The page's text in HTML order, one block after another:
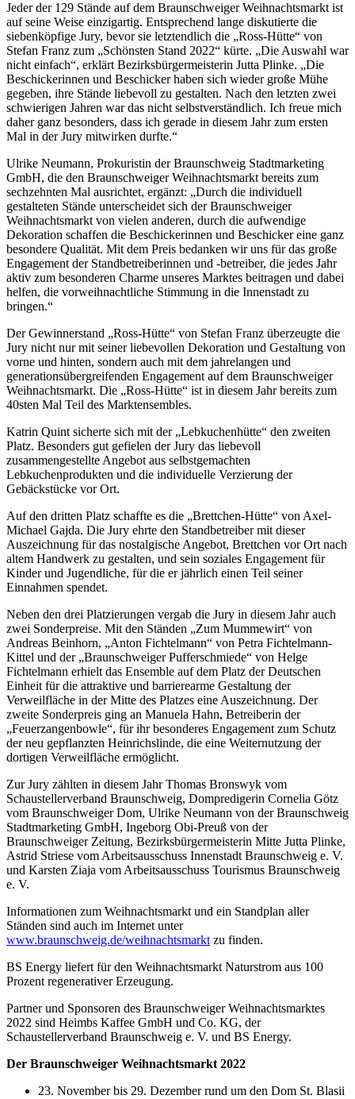
Jeder der 129 Stände auf dem Braunschweiger Weihnachtsmarkt ist
auf seine Weise einzigartig. Entsprechend lange diskutierte die
siebenköpfige Jury, bevor sie letztendlich die „Ross-Hütte“ von
Stefan Franz zum „Schönsten Stand 2022“ kürte. „Die Auswahl war
nicht einfach“, erklärt Bezirksbürgermeisterin Jutta Plinke. „Die
Beschickerinnen und Beschicker haben sich wieder große Mühe
gegeben, ihre Stände liebevoll zu gestalten. Nach den letzten zwei
schwierigen Jahren war das nicht selbstverständlich. Ich freue mich
daher ganz besonders, dass ich gerade in diesem Jahr zum ersten
Mal in der Jury mitwirken durfte.“
Ulrike Neumann, Prokuristin der Braunschweig Stadtmarketing
GmbH, die den Braunschweiger Weihnachtsmarkt bereits zum
sechzehnten Mal ausrichtet, ergänzt: „Durch die individuell
gestalteten Stände unterscheidet sich der Braunschweiger
Weihnachtsmarkt von vielen anderen, durch die aufwendige
Dekoration schaffen die Beschickerinnen und Beschicker eine ganz
besondere Qualität. Mit dem Preis bedanken wir uns für das große
Engagement der Standbetreiberinnen und -betreiber, die jedes Jahr
aktiv zum besonderen Charme unseres Marktes beitragen und dabei
helfen, die vorweihnachtliche Stimmung in die Innenstadt zu
bringen.“
Der Gewinnerstand „Ross-Hütte“ von Stefan Franz überzeugte die
Jury nicht nur mit seiner liebevollen Dekoration und Gestaltung von
vorne und hinten, sondern auch mit dem jahrelangen und
generationsübergreifenden Engagement auf dem Braunschweiger
Weihnachtsmarkt. Die „Ross-Hütte“ ist in diesem Jahr bereits zum
40sten Mal Teil des Marktensembles.
Katrin Quint sicherte sich mit der „Lebkuchenhütte“ den zweiten
Platz. Besonders gut gefielen der Jury das liebevoll
zusammengestellte Angebot aus selbstgemachten
Lebkuchenprodukten und die individuelle Verzierung der
Gebäckstücke vor Ort.
Auf den dritten Platz schaffte es die „Brettchen-Hütte“ von Axel-
Michael Gajda. Die Jury ehrte den Standbetreiber mit dieser
Auszeichnung für das nostalgische Angebot, Brettchen vor Ort nach
altem Handwerk zu gestalten, und sein soziales Engagement für
Kinder und Jugendliche, für die er jährlich einen Teil seiner
Einnahmen spendet.
Neben den drei Platzierungen vergab die Jury in diesem Jahr auch
zwei Sonderpreise. Mit den Ständen „Zum Mummewirt“ von
Andreas Beinhorn, „Anton Fichtelmann“ von Petra Fichtelmann-
Kittel und der „Braunschweiger Pufferschmiede“ von Helge
Fichtelmann erhielt das Ensemble auf dem Platz der Deutschen
Einheit für die attraktive und barrierearme Gestaltung der
Verweilfläche in der Mitte des Platzes eine Auszeichnung. Der
zweite Sonderpreis ging an Manuela Hahn, Betreiberin der
„Feuerzangenbowle“, für ihr besonderes Engagement zum Schutz
der neu gepflanzten Heinrichslinde, die eine Weiternutzung der
dortigen Verweilfläche ermöglicht.
Zur Jury zählten in diesem Jahr Thomas Bronswyk vom
Schaustellerverband Braunschweig, Dompredigerin Cornelia Götz
vom Braunschweiger Dom, Ulrike Neumann von der Braunschweig
Stadtmarketing GmbH, Ingeborg Obi-Preuß von der
Braunschweiger Zeitung, Bezirksbürgermeisterin Mitte Jutta Plinke,
Astrid Striese vom Arbeitsausschuss Innenstadt Braunschweig e. V.
und Karsten Ziaja vom Arbeitsausschuss Tourismus Braunschweig
e. V.
Informationen zum Weihnachtsmarkt und ein Standplan aller
Ständen sind auch im Internet unter
www.braunschweig.de/weihnachtsmarkt zu finden.
BS Energy liefert für den Weihnachtsmarkt Naturstrom aus 100
Prozent regenerativer Erzeugung.
Partner und Sponsoren des Braunschweiger Weihnachtsmarktes
2022 sind Heimbs Kaffee GmbH und Co. KG, der
Schaustellerverband Braunschweig e. V. und BS Energy.
Der Braunschweiger Weihnachtsmarkt 2022
23. November bis 29. Dezember rund um den Dom St. Blasii